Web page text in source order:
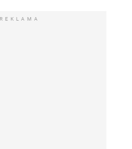
REKLAMA